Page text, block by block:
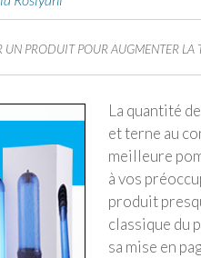
UN PRODUIT POUR AUGMENTER
La quantité
et terne au
meilleure
à vos
produit
classique du
sa mise en